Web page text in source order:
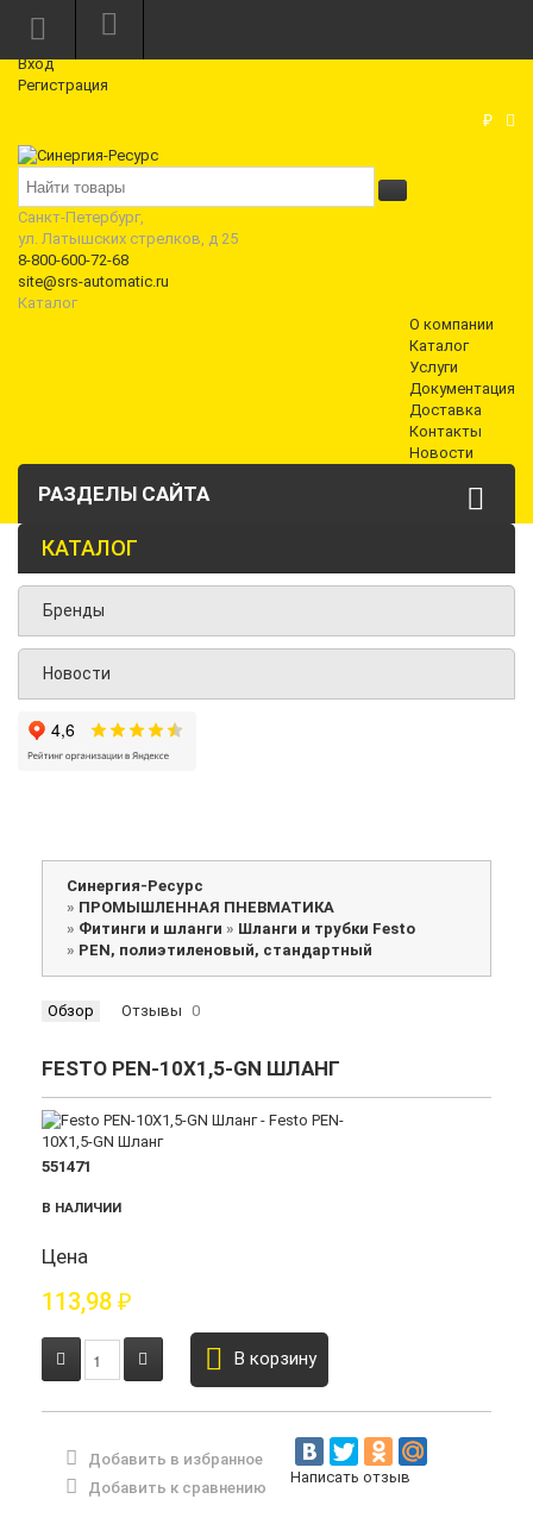
Режим работы: Пн—Пт: 10:00—18:00
Вход
Регистрация
₽
Санкт-Петербург,
ул. Латышских стрелков, д 25
8-800-600-72-68
site@srs-automatic.ru
Каталог
О компании
Каталог
Услуги
Документация
Доставка
Контакты
Новости
РАЗДЕЛЫ САЙТА
КАТАЛОГ
Бренды
Новости
Синергия-Ресурс
» ПРОМЫШЛЕННАЯ ПНЕВМАТИКА
» Фитинги и шланги » Шланги и трубки Festo
» PEN, полиэтиленовый, стандартный
Обзор Отзывы 0
FESTO PEN-10X1,5-GN ШЛАНГ
551471
В НАЛИЧИИ
Цена
113,98 ₽
В корзину
Добавить в избранное
Добавить к сравнению
Написать отзыв